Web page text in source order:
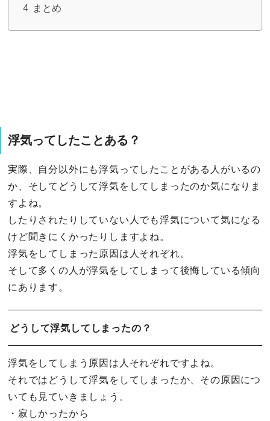
まとめ
浮気ってしたことある？
実際、自分以外にも浮気ってしたことがある人がいるの
か、そしてどうして浮気をしてしまったのか気になりま
すよね。
したりされたりしていない人でも浮気について気になる
けど聞きにくかったりしますよね。
浮気をしてしまった原因は人それぞれ。
そして多くの人が浮気をしてしまって後悔している傾向
にあります。
どうして浮気してしまったの？
浮気をしてしまう原因は人それぞれですよね。
それではどうして浮気をしてしまったか、その原因につ
いても見ていきましょう。
・寂しかったから